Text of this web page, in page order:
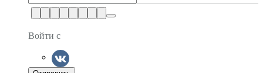
Войти с